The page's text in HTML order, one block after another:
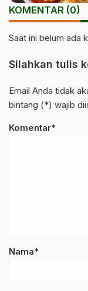
KOMENTAR (0)
Saat ini belum ada
Silahkan tulis
Email Anda tidak
bintang (*) wajib
Komentar*
Nama*